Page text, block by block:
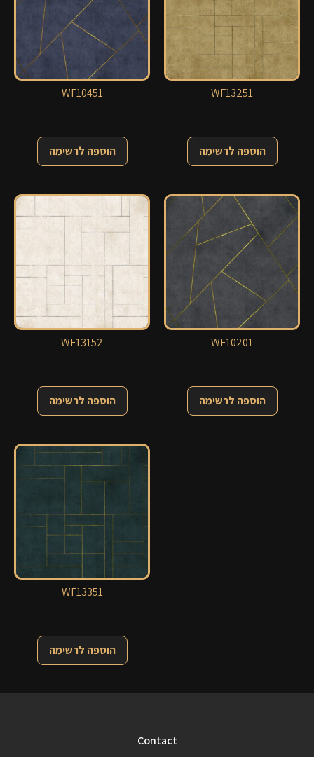
WF10451
הוספה לרשימה
WF13251
הוספה לרשימה
WF13152
הוספה לרשימה
WF10201
הוספה לרשימה
WF13351
הוספה לרשימה
Contact